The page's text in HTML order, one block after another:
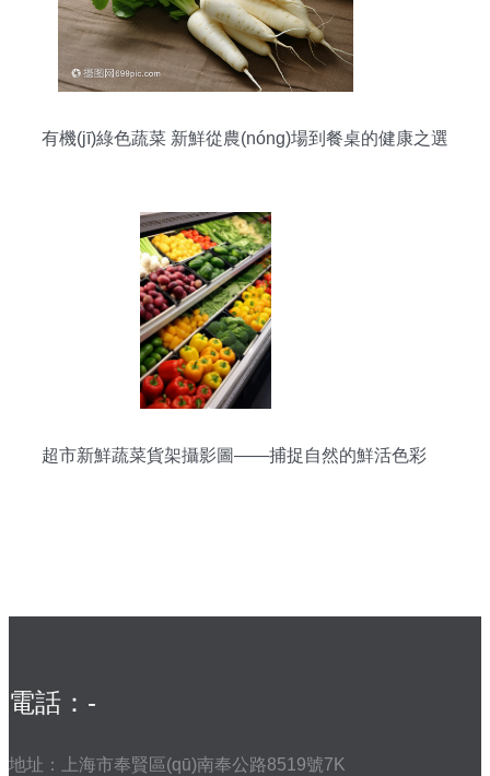
有機(jī)綠色蔬菜 新鮮從農(nóng)場到餐桌的健康之選
超市新鮮蔬菜貨架攝影圖——捕捉自然的鮮活色彩
電話：-
地址：上海市奉賢區(qū)南奉公路8519號7K